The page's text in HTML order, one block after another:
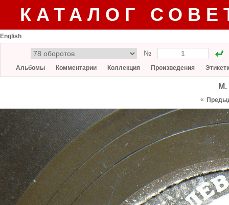
КАТАЛОГ
English
№
Альбомы Комментарии Коллекция Произведения
М.
«